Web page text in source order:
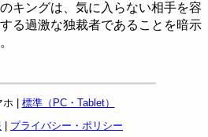
キングは、気に入らない相手を容
る過激な独裁者であることを暗示
| 標準（PC・Tablet）
プライバシー・ポリシー